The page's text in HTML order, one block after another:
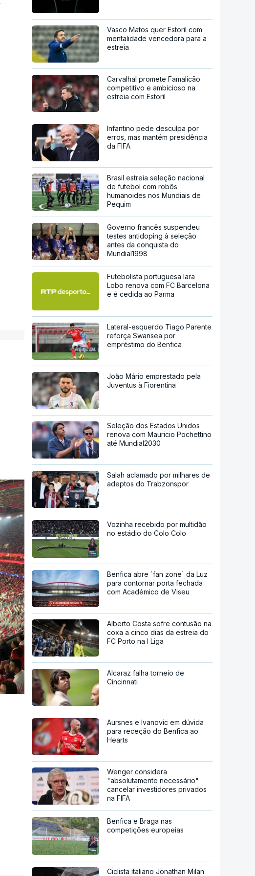
Vasco Matos quer Estoril com
mentalidade vencedora para a
estreia
Carvalhal promete Famalicão
competitivo e ambicioso na
estreia com Estoril
Infantino pede desculpa por
erros, mas mantém presidência
da FIFA
Brasil estreia seleção nacional
de futebol com robôs
humanoides nos Mundiais de
Pequim
Governo francês suspendeu
testes antidoping à seleção
antes da conquista do
Mundial1998
Futebolista portuguesa Iara
Lobo renova com FC Barcelona
e é cedida ao Parma
Lateral-esquerdo Tiago Parente
reforça Swansea por
empréstimo do Benfica
João Mário emprestado pela
Juventus à Fiorentina
Seleção dos Estados Unidos
renova com Mauricio Pochettino
até Mundial2030
Salah aclamado por milhares de
adeptos do Trabzonspor
Vozinha recebido por multidão
no estádio do Colo Colo
Benfica abre `fan zone` da Luz
para contornar porta fechada
com Académico de Viseu
Alberto Costa sofre contusão na
coxa a cinco dias da estreia do
FC Porto na I Liga
Alcaraz falha torneio de
Cincinnati
Aursnes e Ivanovic em dúvida
para receção do Benfica ao
Hearts
Wenger considera
"absolutamente necessário"
cancelar investidores privados
na FIFA
Benfica e Braga nas
competições europeias
Ciclista italiano Jonathan Milan